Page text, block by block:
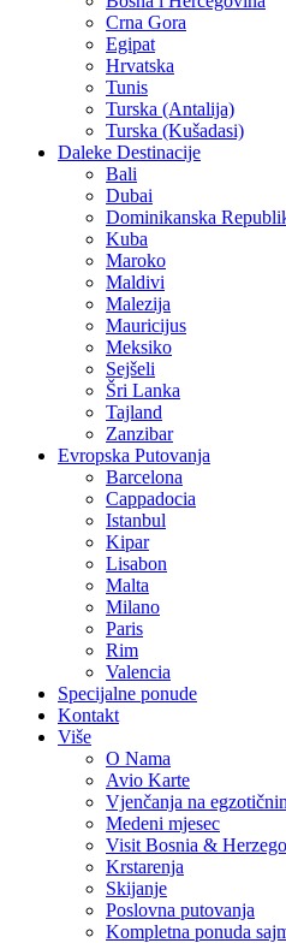
Crna Gora
Egipat
Hrvatska
Tunis
Turska (Antalija)
Turska (Kušadasi)
Daleke Destinacije
Bali
Dubai
Dominikanska
Kuba
Maroko
Maldivi
Malezija
Mauricijus
Meksiko
Sejšeli
Šri Lanka
Tajland
Zanzibar
Evropska Putovanja
Barcelona
Cappadocia
Istanbul
Kipar
Lisabon
Malta
Milano
Paris
Rim
Valencia
Specijalne ponude
Kontakt
Više
O Nama
Avio Karte
Vjenčanja na
Medeni mjesec
Visit Bosnia &
Krstarenja
Skijanje
Poslovna putovanja
Kompletna ponuda